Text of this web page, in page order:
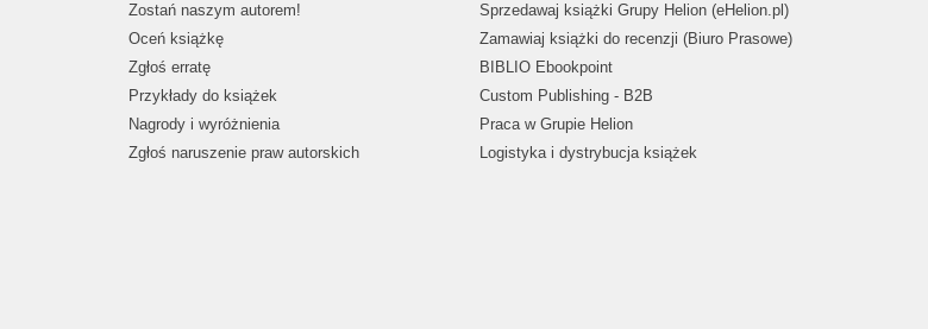
Zostań naszym autorem!
Oceń książkę
Zgłoś erratę
Przykłady do książek
Nagrody i wyróżnienia
Zgłoś naruszenie praw autorskich
Sprzedawaj książki Grupy Helion (eHelion.pl)
Zamawiaj książki do recenzji (Biuro Prasowe)
BIBLIO Ebookpoint
Custom Publishing - B2B
Praca w Grupie Helion
Logistyka i dystrybucja książek